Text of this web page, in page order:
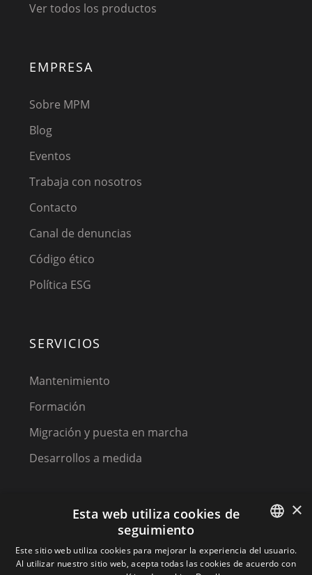
Ver todos los productos
EMPRESA
Sobre MPM
Blog
Eventos
Trabaja con nosotros
Contacto
Canal de denuncias
Código ético
Política ESG
SERVICIOS
Mantenimiento
Formación
Migración y puesta en marcha
Desarrollos a medida
(C) 2023, MPM SOFTWARE, a KIREY GROUP COMPANY
SPANISH
×
Esta web utiliza cookies de
seguimiento
Este sitio web utiliza cookies para mejorar la experiencia del usuario.
Al utilizar nuestro sitio web, acepta todas las cookies de acuerdo con